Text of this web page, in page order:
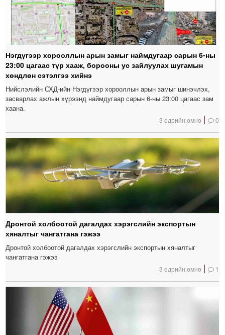
Нэгдүгээр хорооллын арын замыг наймдугаар сарын 6-ны
23:00 цагаас түр хааж, борооны ус зайлуулах шугамын
хөндлөн сэтэлгээ хийнэ
Нийслэлийн СХД-ийн Нэгдүгээр хорооллын арын замыг шинэчлэх,
засварлах ажлын хүрээнд наймдугаар сарын 6-ны 23:00 цагаас зам
хаана.
3 өдрийн өмнө 0
Дронтой холбоотой дагалдах хэрэгслийн экспортын
хяналтыг чангатгана гэжээ
Дронтой холбоотой дагалдах хэрэгслийн экспортын хяналтыг
чангатгана гэжээ
3 өдрийн өмнө 1